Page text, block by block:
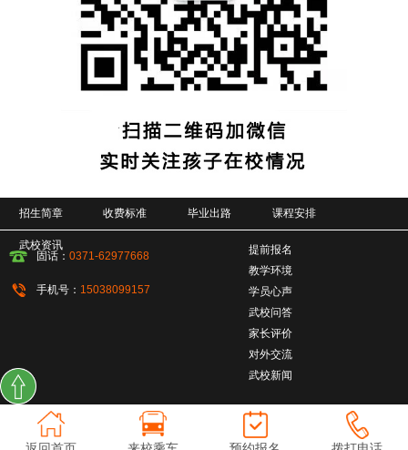
招生简章 收费标准 毕业出路 课程安排
武校资讯
提前报名
教学环境
学员心声
武校问答
家长评价
对外交流
武校新闻
固话： 0371-62977668
手机号： 15038099157